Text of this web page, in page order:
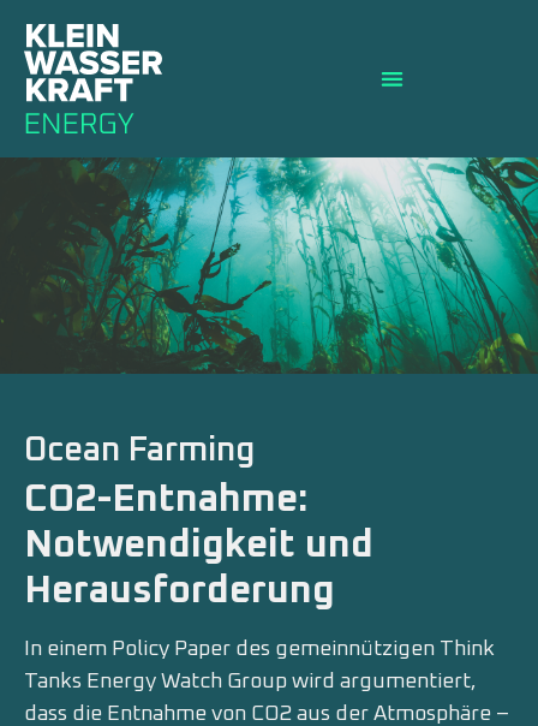
Ocean Farming
CO2-Entnahme:
Notwendigkeit und
Herausforderung
In einem Policy Paper des gemeinnützigen Think
Tanks Energy Watch Group wird argumentiert,
dass die Entnahme von CO2 aus der Atmosphäre –